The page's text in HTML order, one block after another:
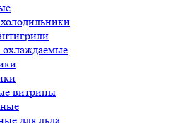
охлаждаемые
витрины
для льда